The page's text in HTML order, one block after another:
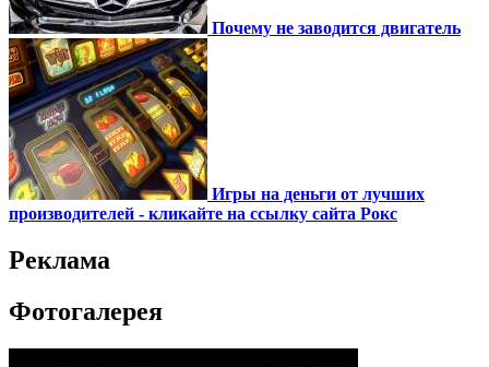
Почему не заводится двигатель
Игры на деньги от лучших
производителей - кликайте на ссылку сайта Рокс
Реклама
Фотогалерея